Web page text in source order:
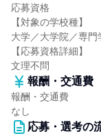
応募資格
【対象の学校種】
大学／大学院／専
【応募資格詳細】
文理不問
報酬・交通費
報酬・交通費
なし
応募・選考の